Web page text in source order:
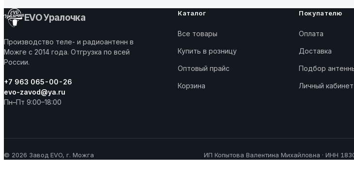
EVO Уралочка
Производство теле- и радиоантенн в
Можге с 2014 года. Отгрузка по всей
России.
+7 963 065-00-26
evo-zavod@ya.ru
Пн–Пт 9:00–18:00
Каталог
Все товары
Купить в розницу
Оптовый прайс
Корзина
Покупателю
Оплата
Доставка
Подбор
Личный кабинет
© 2026 Завод EVO, г. Можга ИП Копытова Валентина Михайловна · ИНН